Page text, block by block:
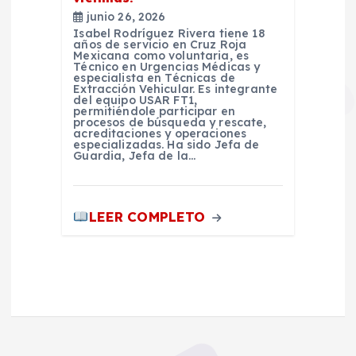
junio 26, 2026
Isabel Rodríguez Rivera tiene 18
años de servicio en Cruz Roja
Mexicana como voluntaria, es
Técnico en Urgencias Médicas y
especialista en Técnicas de
Extracción Vehicular. Es integrante
del equipo USAR FT1,
permitiéndole participar en
procesos de búsqueda y rescate,
acreditaciones y operaciones
especializadas. Ha sido Jefa de
Guardia, Jefa de la…
LEER COMPLETO